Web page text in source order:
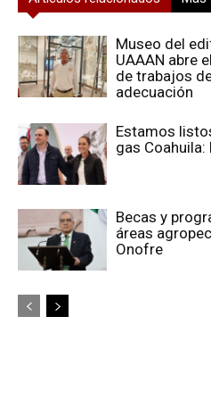
Museo del
UAAAN abre
de trabajos
adecuación
Estamos
gas Coahuila:
Becas y
áreas
Onofre